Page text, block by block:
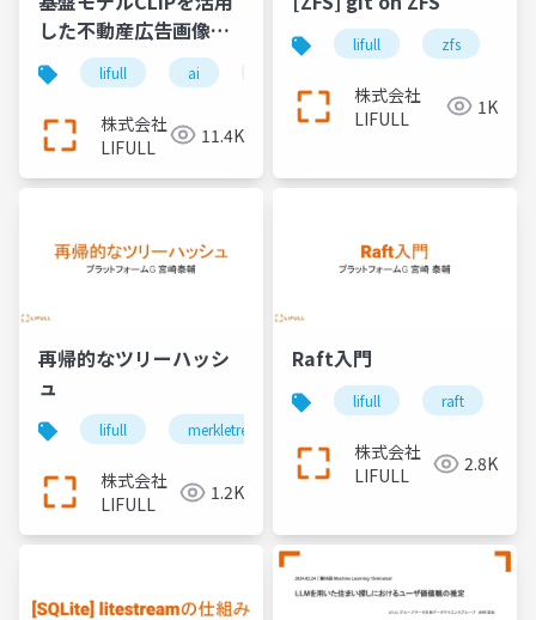
した不動産広告画像品
質評価lifull ai
株式会社
LIFULL
11.4K
lifull zfs
株式会社
LIFULL
1K
再帰的なツリーハッシ
ュ
lifull merkletree
株式会社
LIFULL
1.2K
Raft入門
lifull raft
株式会社
LIFULL
2.8K